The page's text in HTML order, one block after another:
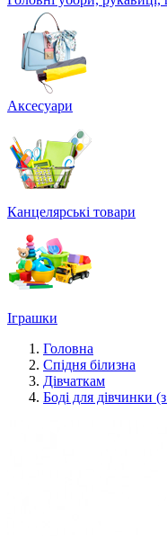
Аксесуари
Канцелярські товари
Іграшки
Головна
Спідня білизна
Дівчаткам
Боді для дівчинки